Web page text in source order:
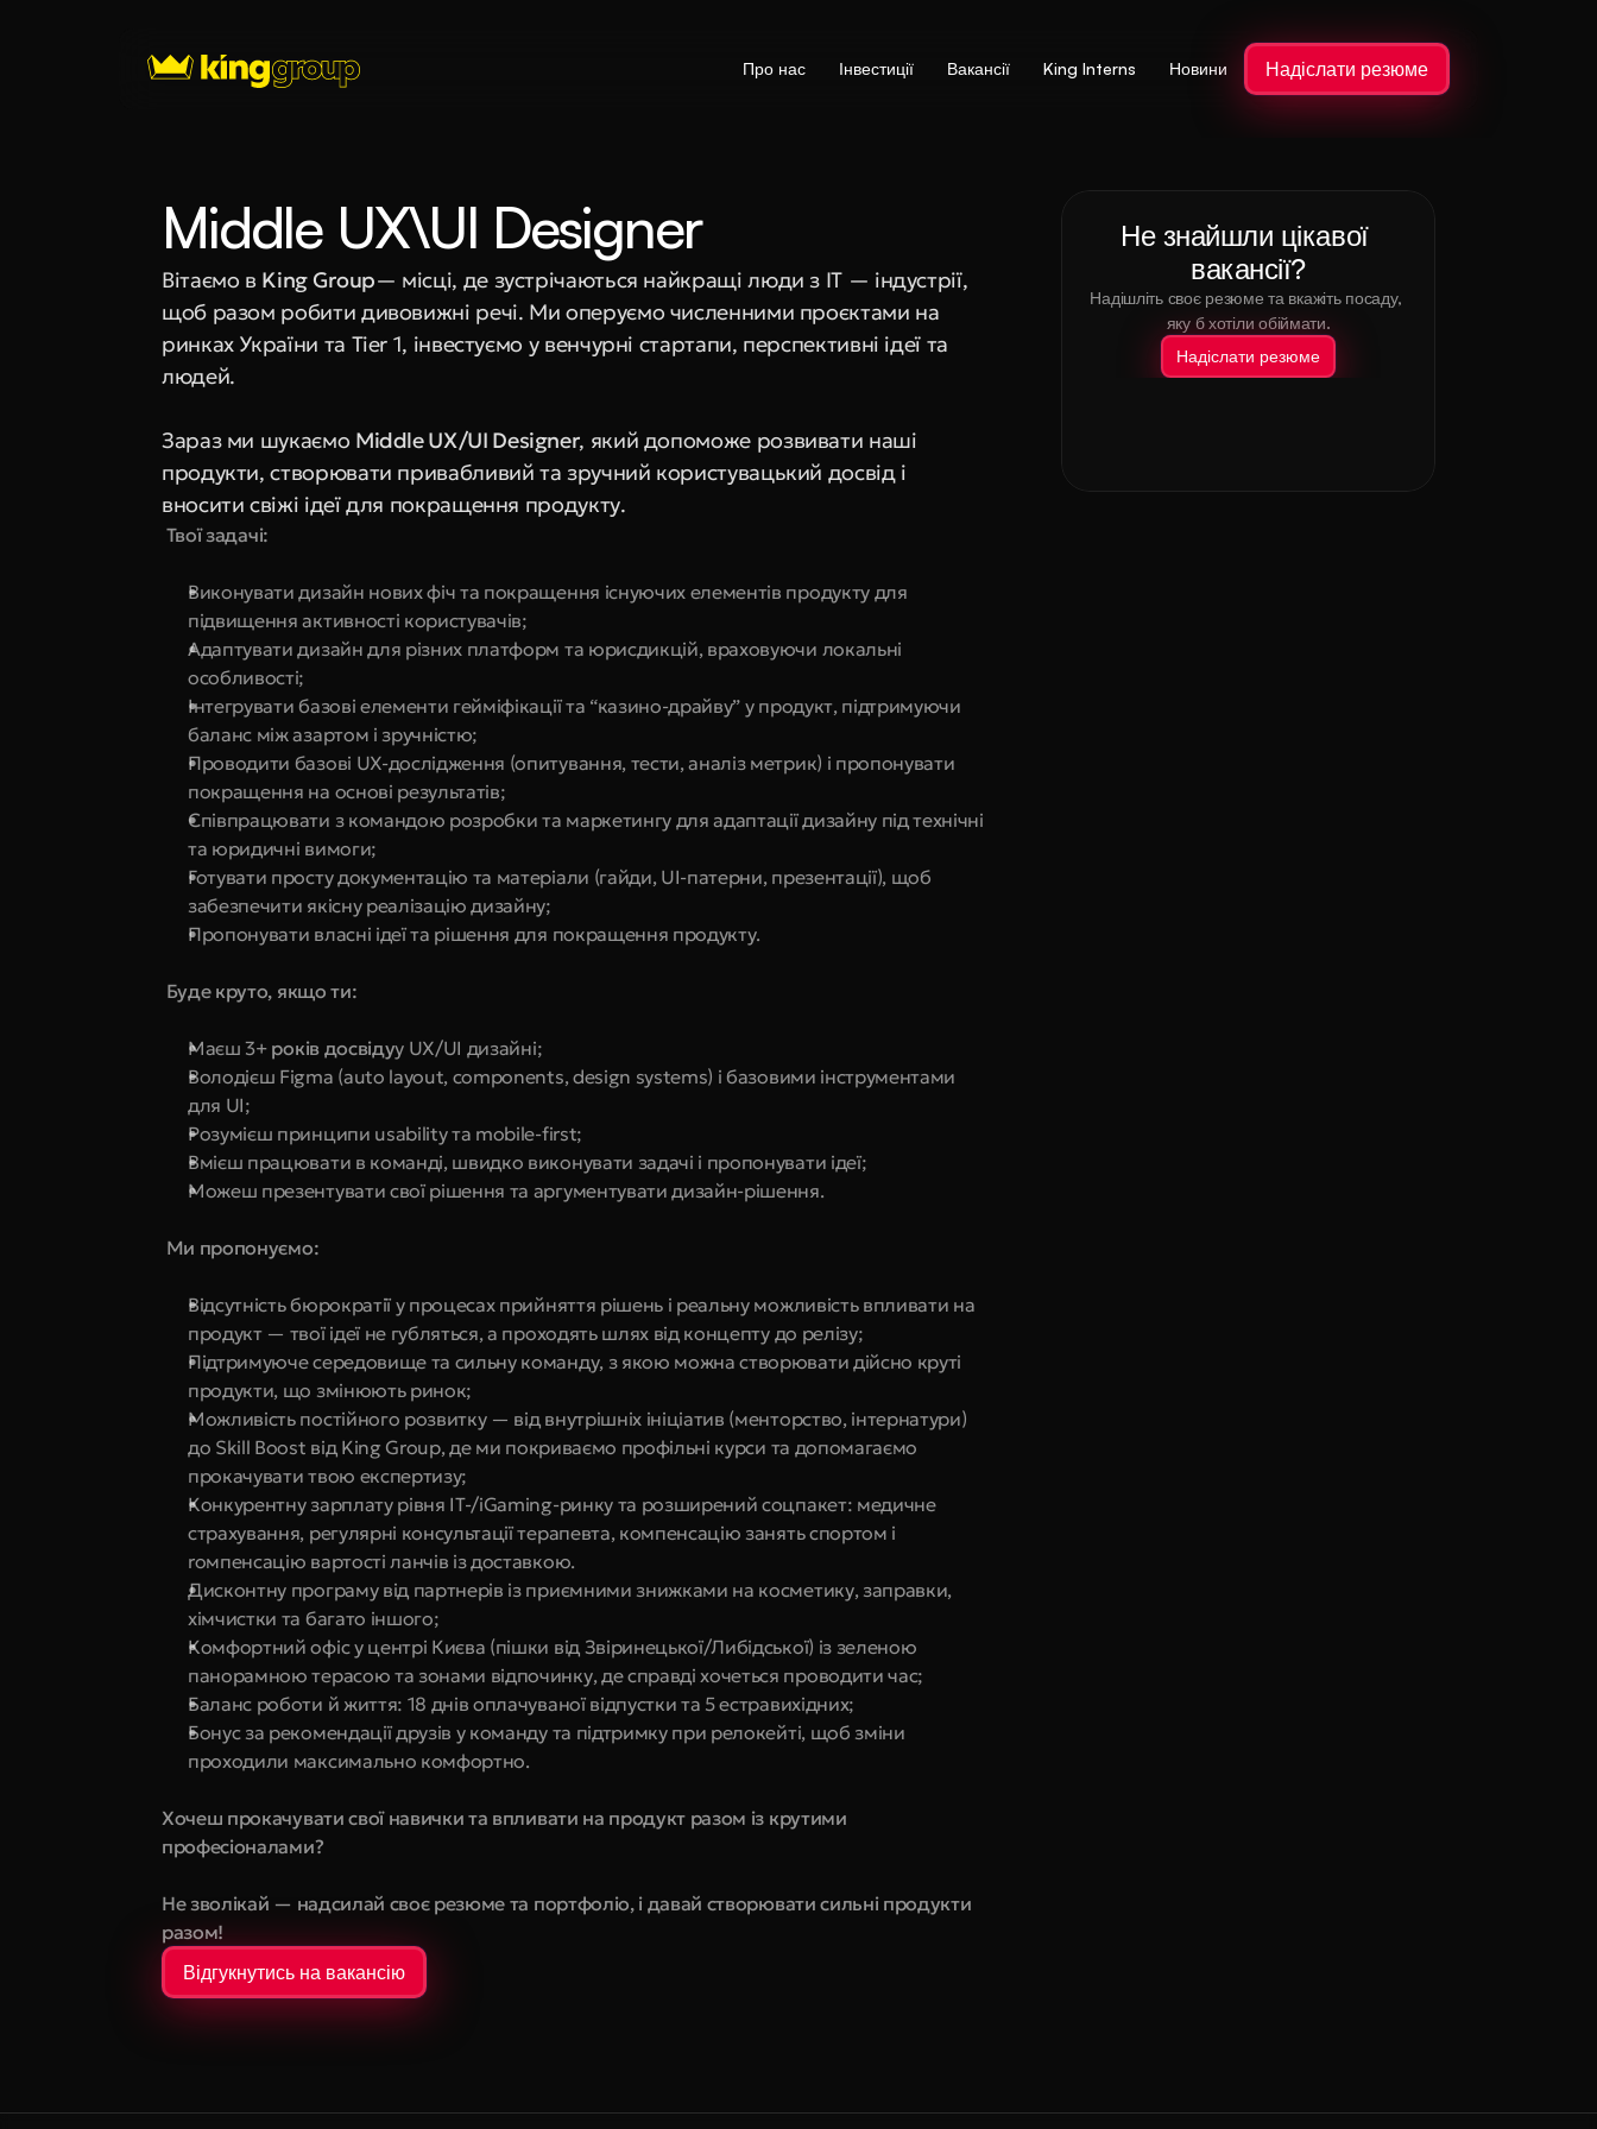
Про нас Інвестиції Вакансії King Interns Новини Надіслати резюме
Middle UX\UI Designer
Вітаємо в King Group— місці, де зустрічаються найкращі люди з IT — індустрії,
щоб разом робити дивовижні речі. Ми оперуємо численними проєктами на
ринках України та Tier 1, інвестуємо у венчурні стартапи, перспективні ідеї та
людей.
Зараз ми шукаємо Middle UX/UI Designer, який допоможе розвивати наші
продукти, створювати привабливий та зручний користувацький досвід і
вносити свіжі ідеї для покращення продукту.
Твої задачі:
Виконувати дизайн нових фіч та покращення існуючих елементів продукту для
підвищення активності користувачів;
Адаптувати дизайн для різних платформ та юрисдикцій, враховуючи локальні
особливості;
Інтегрувати базові елементи гейміфікації та “казино-драйву” у продукт, підтримуючи
баланс між азартом і зручністю;
Проводити базові UX-дослідження (опитування, тести, аналіз метрик) і пропонувати
покращення на основі результатів;
Співпрацювати з командою розробки та маркетингу для адаптації дизайну під технічні
та юридичні вимоги;
Готувати просту документацію та матеріали (гайди, UI-патерни, презентації), щоб
забезпечити якісну реалізацію дизайну;
Пропонувати власні ідеї та рішення для покращення продукту.
Буде круто, якщо ти:
Маєш 3+ років досвідуу UX/UI дизайні;
Володієш Figma (auto layout, components, design systems) і базовими інструментами
для UI;
Розумієш принципи usability та mobile-first;
Вмієш працювати в команді, швидко виконувати задачі і пропонувати ідеї;
Можеш презентувати свої рішення та аргументувати дизайн-рішення.
Ми пропонуємо:
Відсутність бюрократії у процесах прийняття рішень і реальну можливість впливати на
продукт — твої ідеї не губляться, а проходять шлях від концепту до релізу;
Підтримуюче середовище та сильну команду, з якою можна створювати дійсно круті
продукти, що змінюють ринок;
Можливість постійного розвитку — від внутрішніх ініціатив (менторство, інтернатури)
до Skill Boost від King Group, де ми покриваємо профільні курси та допомагаємо
прокачувати твою експертизу;
Конкурентну зарплату рівня IT-/iGaming-ринку та розширений соцпакет: медичне
страхування, регулярні консультації терапевта, компенсацію занять спортом і
rомпенсацію вартості ланчів із доставкою.
Дисконтну програму від партнерів із приємними знижками на косметику, заправки,
хімчистки та багато іншого;
Комфортний офіс у центрі Києва (пішки від Звіринецької/Либідської) із зеленою
панорамною терасою та зонами відпочинку, де справді хочеться проводити час;
Баланс роботи й життя: 18 днів оплачуваної відпустки та 5 естравихідних;
Бонус за рекомендації друзів у команду та підтримку при релокейті, щоб зміни
проходили максимально комфортно.
Хочеш прокачувати свої навички та впливати на продукт разом із крутими
професіоналами?
Не зволікай — надсилай своє резюме та портфоліо, і давай створювати сильні продукти
разом!
Відгукнутись на вакансію
Не знайшли цікавої
вакансії?
Надішліть своє резюме та вкажіть посаду,
яку б хотіли обіймати.
Надіслати резюме